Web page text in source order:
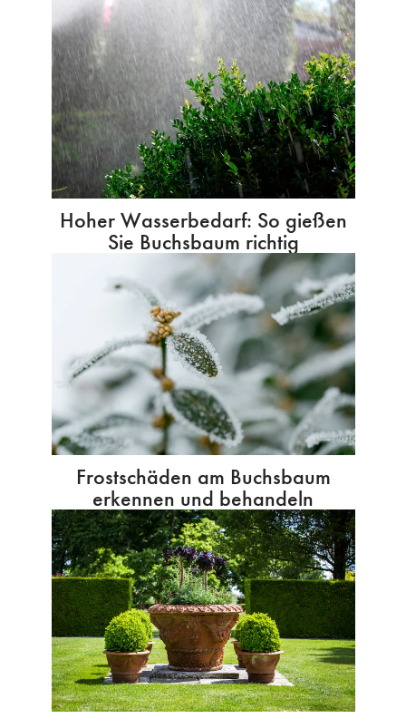
Hoher Wasserbedarf: So gießen
Sie Buchsbaum richtig
Frostschäden am Buchsbaum
erkennen und behandeln